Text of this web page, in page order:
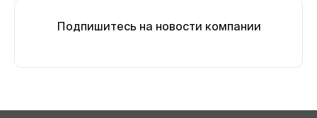
Подпишитесь на новости компании